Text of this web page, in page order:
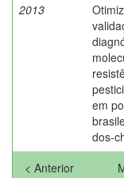
2013
em
dos-
< Anterior